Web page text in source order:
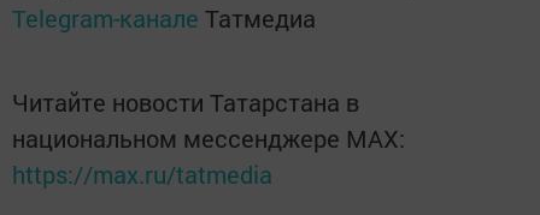
Telegram-канале Татмедиа
Читайте новости Татарстана в
национальном мессенджере MАХ:
https://max.ru/tatmedia